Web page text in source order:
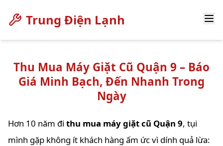
Trung Điện Lạnh
Thu Mua Máy Giặt Cũ Quận 9 – Báo
Giá Minh Bạch, Đến Nhanh Trong
Ngày
Hơn 10 năm đi thu mua máy giặt cũ Quận 9, tụi
mình gặp không ít khách hàng ấm ức vì dính quả lừa: